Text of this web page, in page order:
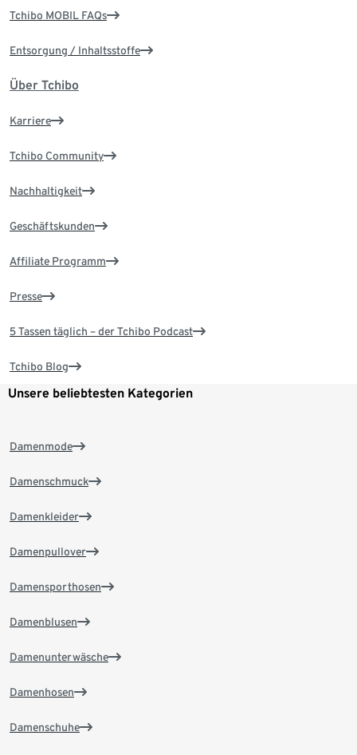
Tchibo MOBIL FAQs
Entsorgung / Inhaltsstoffe
Über Tchibo
Karriere
Tchibo Community
Nachhaltigkeit
Geschäftskunden
Affiliate Programm
Presse
5 Tassen täglich – der Tchibo Podcast
Tchibo Blog
Unsere beliebtesten Kategorien
Damenmode
Damenschmuck
Damenkleider
Damenpullover
Damensporthosen
Damenblusen
Damenunterwäsche
Damenhosen
Damenschuhe